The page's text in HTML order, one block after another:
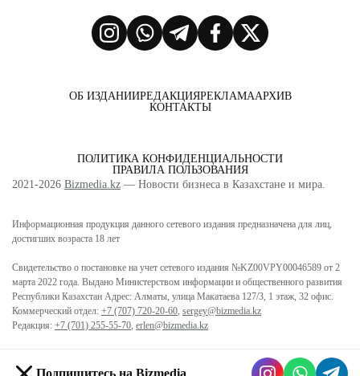
ОБ ИЗДАНИИРЕДАКЦИЯРЕКЛАМААРХИВ
КОНТАКТЫ
ПОЛИТИКА КОНФИДЕНЦИАЛЬНОСТИ
ПРАВИЛА ПОЛЬЗОВАНИЯ
2021-2026 Bizmedia.kz — Новости бизнеса в Казахстане и мира.
Информационная продукция данного сетевого издания предназначена для лиц,
достигших возраста 18 лет
Свидетельство о постановке на учет сетевого издания №KZ00VPY00046589 от 2
марта 2022 года. Выдано Министерством информации и общественного развития
Республики Казахстан Адрес: Алматы, улица Макатаева 127/3, 1 этаж, 32 офис.
Коммерческий отдел: +7 (707) 720-20-60 sergey@bizmedia.kz
Редакция: +7 (701) 255-55-70 erlen@bizmedia.kz
Подпишитесь на Bizmedia